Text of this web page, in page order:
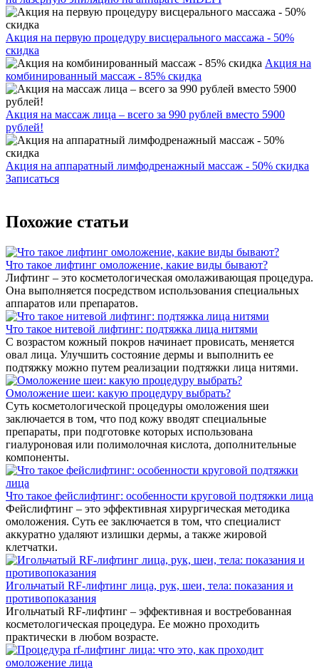
Акция на первую процедуру висцерального массажа - 50%
скидка
Акция на
комбинированный массаж - 85% скидка
Акция на массаж лица – всего за 990 рублей вместо 5900
рублей!
Акция на аппаратный лимфодренажный массаж - 50% скидка
Записаться
Похожие статьи
Что такое лифтинг омоложение, какие виды бывают?
Лифтинг – это косметологическая омолаживающая процедура.
Она выполняется посредством использования специальных
аппаратов или препаратов.
Что такое нитевой лифтинг: подтяжка лица нитями
С возрастом кожный покров начинает провисать, меняется
овал лица. Улучшить состояние дермы и выполнить ее
подтяжку можно путем реализации подтяжки лица нитями.
Омоложение шеи: какую процедуру выбрать?
Суть косметологической процедуры омоложения шеи
заключается в том, что под кожу вводят специальные
препараты, при подготовке которых использована
гиалуроновая или полимолочная кислота, дополнительные
компоненты.
Что такое фейслифтинг: особенности круговой подтяжки лица
Фейслифтинг – это эффективная хирургическая методика
омоложения. Суть ее заключается в том, что специалист
аккуратно удаляют излишки дермы, а также жировой
клетчатки.
Игольчатый RF-лифтинг лица, рук, шеи, тела: показания и
противопоказания
Игольчатый RF-лифтинг – эффективная и востребованная
косметологическая процедура. Ее можно проходить
практически в любом возрасте.